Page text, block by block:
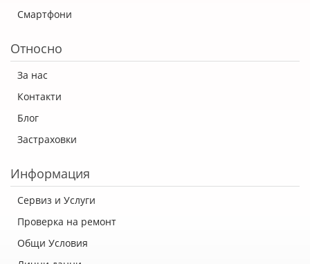
Смартфони
Относно
За нас
Контакти
Блог
Застраховки
Информация
Сервиз и Услуги
Проверка на ремонт
Общи Условия